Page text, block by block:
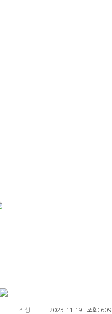
작성 2023-11-19 조회: 609